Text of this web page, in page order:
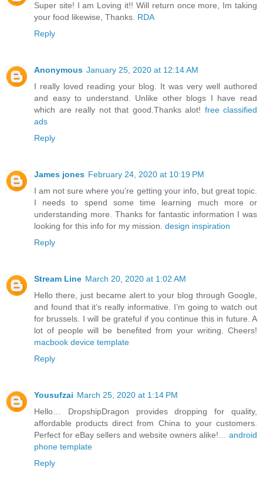
Super site! I am Loving it!! Will return once more, Im taking
your food likewise, Thanks. RDA
Reply
Anonymous January 25, 2020 at 12:14 AM
I really loved reading your blog. It was very well authored
and easy to understand. Unlike other blogs I have read
which are really not that good.Thanks alot! free classified
ads
Reply
James jones February 24, 2020 at 10:19 PM
I am not sure where you’re getting your info, but great topic.
I needs to spend some time learning much more or
understanding more. Thanks for fantastic information I was
looking for this info for my mission. design inspiration
Reply
Stream Line March 20, 2020 at 1:02 AM
Hello there, just became alert to your blog through Google,
and found that it’s really informative. I’m going to watch out
for brussels. I will be grateful if you continue this in future. A
lot of people will be benefited from your writing. Cheers!
macbook device template
Reply
Yousufzai March 25, 2020 at 1:14 PM
Hello… DropshipDragon provides dropping for quality,
affordable products direct from China to your customers.
Perfect for eBay sellers and website owners alike!… android
phone template
Reply